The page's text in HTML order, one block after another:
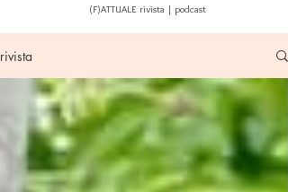
(F)ATTUALE rivista | podcast
rivista